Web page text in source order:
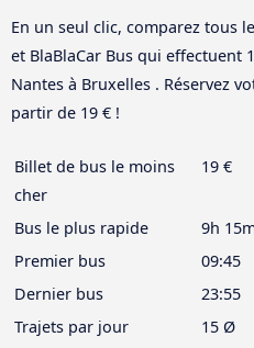
En un seul clic, comparez tous
et BlaBlaCar Bus qui effectuent
Nantes à Bruxelles . Réservez
partir de 19 € !
Billet de bus le moins
cher
19 €
Bus le plus rapide
9h
Premier bus
09:45
Dernier bus
23:55
Trajets par jour
15 Ø